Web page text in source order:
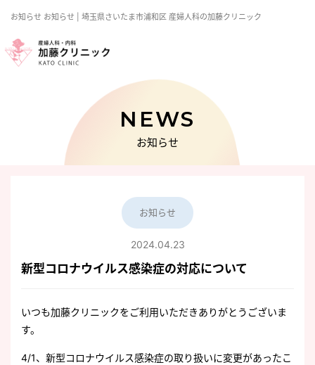
お知らせ お知らせ | 埼玉県さいたま市浦和区 産婦人科の加藤クリニック
NEWS
お知らせ
お知らせ
2024.04.23
新型コロナウイルス感染症の対応について
いつも加藤クリニックをご利用いただきありがとうございま
す。
4/1、新型コロナウイルス感染症の取り扱いに変更があったこ